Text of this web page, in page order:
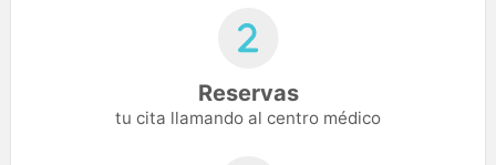
Reservas
tu cita llamando al centro médico